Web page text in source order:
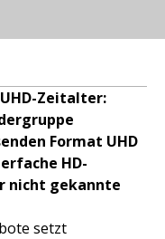
Zeitalter:
Format UHD
HD-
nicht gekannte
setzt